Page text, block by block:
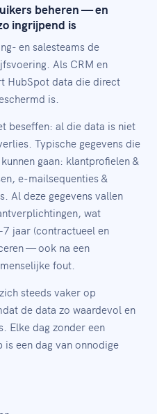
beheren — en
ingrijpend is
en salesteams de
Als CRM en
HubSpot data die direct
is.
beseffen: al die data is niet
Typische gegevens die
gaan: klantprofielen &
e-mailsequenties &
Al deze gegevens vallen
wat
jaar (contractueel en
— ook na een
fout.
steeds vaker op
de data zo waardevol en
Elke dag zonder een
een dag van onnodige